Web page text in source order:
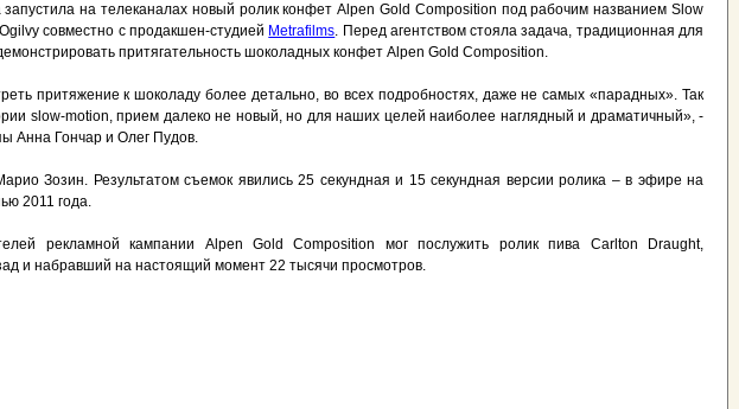
запустила на телеканалах новый ролик конфет Alpen Gold Composition под рабочим названием Slow
совместно с продакшен-студией Metrafilms. Перед агентством стояла задача, традиционная для
притягательность шоколадных конфет Alpen Gold Composition.
притяжение к шоколаду более детально, во всех подробностях, даже не самых «парадных». Так
slow-motion, прием далеко не новый, но для наших целей наиболее наглядный и драматичный», -
Анна Гончар и Олег Пудов.
Зозин. Результатом съемок явились 25 секундная и 15 секундная версии ролика – в эфире на
2011 года.
рекламной кампании Alpen Gold Composition мог послужить ролик пива Carlton Draught,
и набравший на настоящий момент 22 тысячи просмотров.